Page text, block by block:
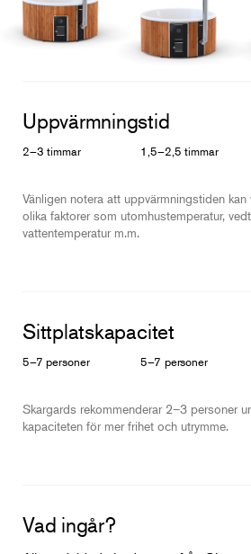
Uppvärmningstid
2–3 timmar 1,5–2,5 timmar
Vänligen notera att uppvärmningstiden kan
olika faktorer som utomhustemperatur,
vattentemperatur m.m.
Sittplatskapacitet
5–7 personer 5–7 personer
Skargards rekommenderar 2–3 personer
kapaciteten för mer frihet och utrymme.
Vad ingår?